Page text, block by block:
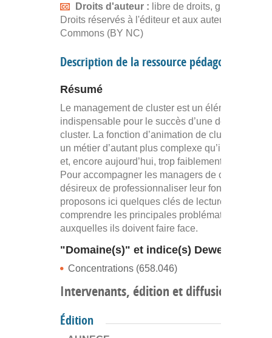
Droits d'auteur : libre de droits, gratuit
Droits réservés à l'éditeur et aux auteurs.
Commons (BY NC)
Description de la ressource pédagogique
Résumé
Le management de cluster est un élément clé et
indispensable pour le succès d’une démarche de
cluster. La fonction d’animation de cluster
un métier d’autant plus complexe qu’il est
et, encore aujourd’hui, trop faiblement reconnu.
Pour accompagner les managers de clusters
désireux de professionnaliser leur fonction, nous
proposons ici quelques clés de lecture pour
comprendre les principales problématiques
auxquelles ils doivent faire face.
"Domaine(s)" et indice(s) Dewey
Concentrations (658.046)
Intervenants, édition et diffusion
Édition